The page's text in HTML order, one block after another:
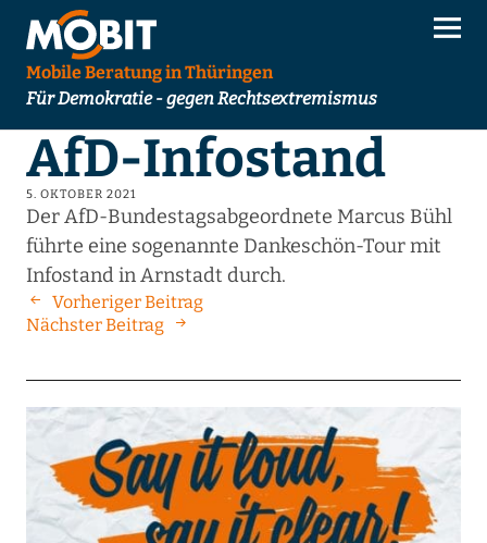
Mobile Beratung in Thüringen
Für Demokratie - gegen Rechtsextremismus
AfD-Infostand
5. OKTOBER 2021
Der AfD-Bundestagsabgeordnete Marcus Bühl
führte eine sogenannte Dankeschön-Tour mit
Infostand in Arnstadt durch.
Vorheriger Beitrag
Nächster Beitrag